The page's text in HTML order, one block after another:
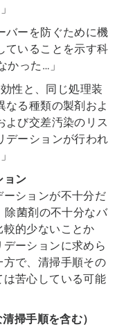
バーを防ぐために機
ていることを示す科
かった…」
性と、同じ処理装
なる種類の製剤およ
よび交差汚染のリス
デーションが行われ
ョン
ションが不十分だ
除菌剤の不十分なバ
較的少ないことか
ーションに求めら
で、清掃手順その
は苦心している可能
掃手順を含む）